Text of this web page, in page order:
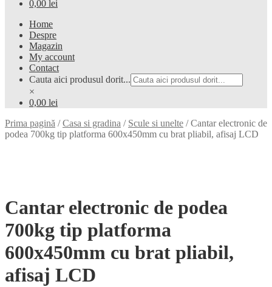
0,00 lei
Home
Despre
Magazin
My account
Contact
Cauta aici produsul dorit...
×
0,00 lei
Prima pagină /Casa si gradina / Scule si unelte /Cantar electronic de
podea 700kg tip platforma 600x450mm cu brat pliabil, afisaj LCD
Cantar electronic de podea
700kg tip platforma
600x450mm cu brat pliabil,
afisaj LCD